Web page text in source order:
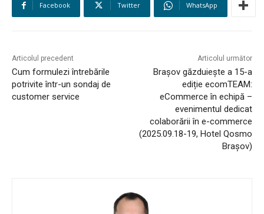
Facebook Twitter WhatsApp
Articolul precedent
Cum formulezi întrebările
potrivite într-un sondaj de
customer service
Articolul următor
Brașov găzduiește a 15-a
ediție ecomTEAM:
eCommerce în echipă –
evenimentul dedicat
colaborării în e-commerce
(2025.09.18-19, Hotel Qosmo
Brașov)